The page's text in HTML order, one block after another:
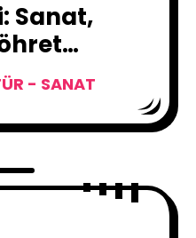
Sanat,
Bir
- SANAT